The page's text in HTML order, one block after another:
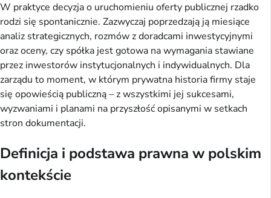
W praktyce decyzja o uruchomieniu oferty publicznej rzadko
rodzi się spontanicznie. Zazwyczaj poprzedzają ją miesiące
analiz strategicznych, rozmów z doradcami inwestycyjnymi
oraz oceny, czy spółka jest gotowa na wymagania stawiane
przez inwestorów instytucjonalnych i indywidualnych. Dla
zarządu to moment, w którym prywatna historia firmy staje
się opowieścią publiczną – z wszystkimi jej sukcesami,
wyzwaniami i planami na przyszłość opisanymi w setkach
stron dokumentacji.
Definicja i podstawa prawna w polskim
kontekście